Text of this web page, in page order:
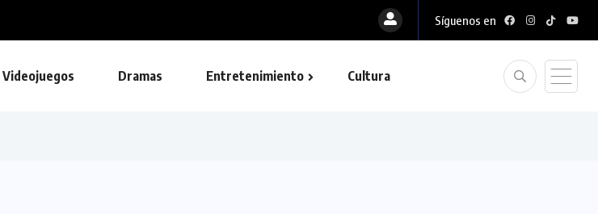
Síguenos en
Videojuegos Dramas Entretenimiento Cultura